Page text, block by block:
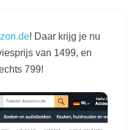
! Daar krijg je nu
van 1499, en
799!